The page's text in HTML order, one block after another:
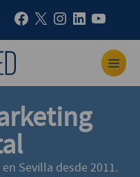
Sevilla desde 2011.